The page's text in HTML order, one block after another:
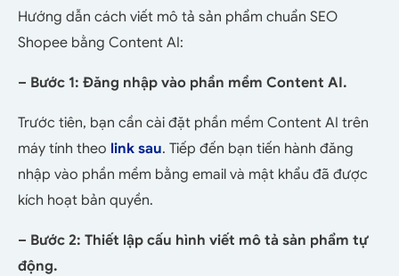
Hướng dẫn cách viết mô tả sản phẩm chuẩn SEO
Shopee bằng Content AI:
– Bước 1: Đăng nhập vào phần mềm Content AI.
Trước tiên, bạn cần cài đặt phần mềm Content AI trên
máy tính theo link sau. Tiếp đến bạn tiến hành đăng
nhập vào phần mềm bằng email và mật khẩu đã được
kích hoạt bản quyền.
– Bước 2: Thiết lập cấu hình viết mô tả sản phẩm tự
động.